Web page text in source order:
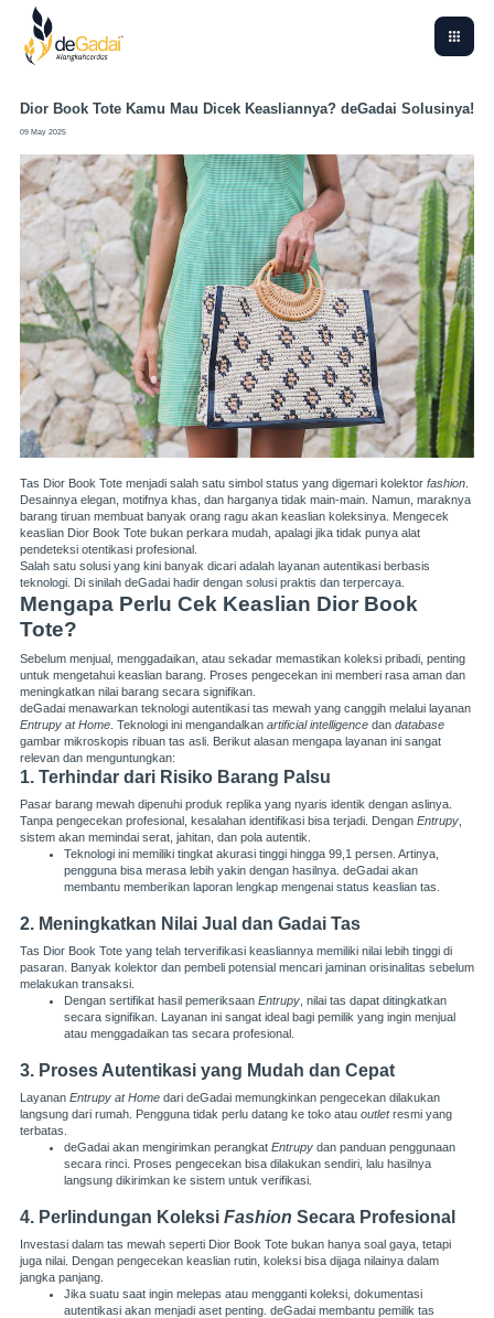
Dior Book Tote Kamu Mau Dicek Keasliannya? deGadai Solusinya!
09 May 2025
Tas Dior Book Tote menjadi salah satu simbol status yang digemari kolektor fashion
Desainnya elegan, motifnya khas, dan harganya tidak main-main. Namun, maraknya
barang tiruan membuat banyak orang ragu akan keaslian koleksinya. Mengecek
keaslian Dior Book Tote bukan perkara mudah, apalagi jika tidak punya alat
pendeteksi otentikasi profesional.
Salah satu solusi yang kini banyak dicari adalah layanan autentikasi berbasis
teknologi. Di sinilah deGadai hadir dengan solusi praktis dan terpercaya.
Mengapa Perlu Cek Keaslian Dior Book
Tote?
Sebelum menjual, menggadaikan, atau sekadar memastikan koleksi pribadi, penting
untuk mengetahui keaslian barang. Proses pengecekan ini memberi rasa aman dan
meningkatkan nilai barang secara signifikan.
deGadai menawarkan teknologi autentikasi tas mewah yang canggih melalui layanan
Entrupy at Home . Teknologi ini mengandalkan artificial intelligence dan database
gambar mikroskopis ribuan tas asli. Berikut alasan mengapa layanan ini sangat
relevan dan menguntungkan:
1. Terhindar dari Risiko Barang Palsu
Pasar barang mewah dipenuhi produk replika yang nyaris identik dengan aslinya.
Tanpa pengecekan profesional, kesalahan identifikasi bisa terjadi. Dengan Entrupy
sistem akan memindai serat, jahitan, dan pola autentik.
Teknologi ini memiliki tingkat akurasi tinggi hingga 99,1 persen. Artinya,
pengguna bisa merasa lebih yakin dengan hasilnya. deGadai akan
membantu memberikan laporan lengkap mengenai status keaslian tas.
2. Meningkatkan Nilai Jual dan Gadai Tas
Tas Dior Book Tote yang telah terverifikasi keasliannya memiliki nilai lebih tinggi di
pasaran. Banyak kolektor dan pembeli potensial mencari jaminan orisinalitas sebelum
melakukan transaksi.
Dengan sertifikat hasil pemeriksaan Entrupy , nilai tas dapat ditingkatkan
secara signifikan. Layanan ini sangat ideal bagi pemilik yang ingin menjual
atau menggadaikan tas secara profesional.
3. Proses Autentikasi yang Mudah dan Cepat
Layanan Entrupy at Home dari deGadai memungkinkan pengecekan dilakukan
langsung dari rumah. Pengguna tidak perlu datang ke toko atau outletresmi yang
terbatas.
deGadai akan mengirimkan perangkat Entrupy dan panduan penggunaan
secara rinci. Proses pengecekan bisa dilakukan sendiri, lalu hasilnya
langsung dikirimkan ke sistem untuk verifikasi.
4. Perlindungan Koleksi Fashion Secara Profesional
Investasi dalam tas mewah seperti Dior Book Tote bukan hanya soal gaya, tetapi
juga nilai. Dengan pengecekan keaslian rutin, koleksi bisa dijaga nilainya dalam
jangka panjang.
Jika suatu saat ingin melepas atau mengganti koleksi, dokumentasi
autentikasi akan menjadi aset penting. deGadai membantu pemilik tas